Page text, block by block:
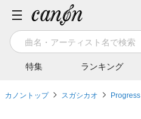
特集 ランキング
カノントップ スガシカオ Progress